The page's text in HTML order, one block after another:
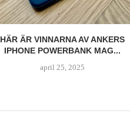
HÄR ÄR VINNARNA AV ANKERS
IPHONE POWERBANK MAG...
april 25, 2025